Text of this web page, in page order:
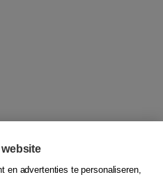
en advertenties te personaliseren,